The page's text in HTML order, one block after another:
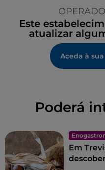
Este
atualizar
Aceda à
Poderá
Em